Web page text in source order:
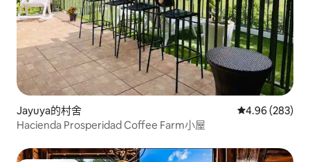
Jayuya的村舍 從 283 則評價
4.96 (283)
Hacienda Prosperidad Coffee Farm小屋